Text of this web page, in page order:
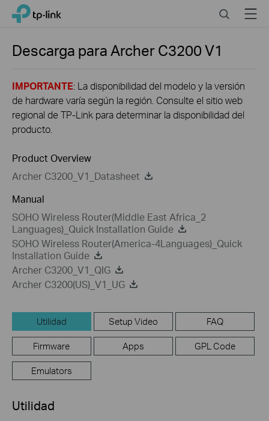
Click
navigation
TP-Link, Reliably Smart SearchMenu
Descarga paraArcher C3200V1
IMPORTANTE: La disponibilidad del modelo y la versión
de hardware varía según la región. Consulte el sitio web
regional de TP-Link para determinar la disponibilidad del
producto.
Product Overview
Archer C3200_V1_Datasheet
Manual
SOHO Wireless Router(Middle East Africa_2
Languages)_Quick Installation Guide
SOHO Wireless Router(America-4Languages)_Quick
Installation Guide
Archer C3200_V1_QIG
Archer C3200(US)_V1_UG
Utilidad Setup Video FAQ
Firmware Apps GPL Code
Emulators
Utilidad